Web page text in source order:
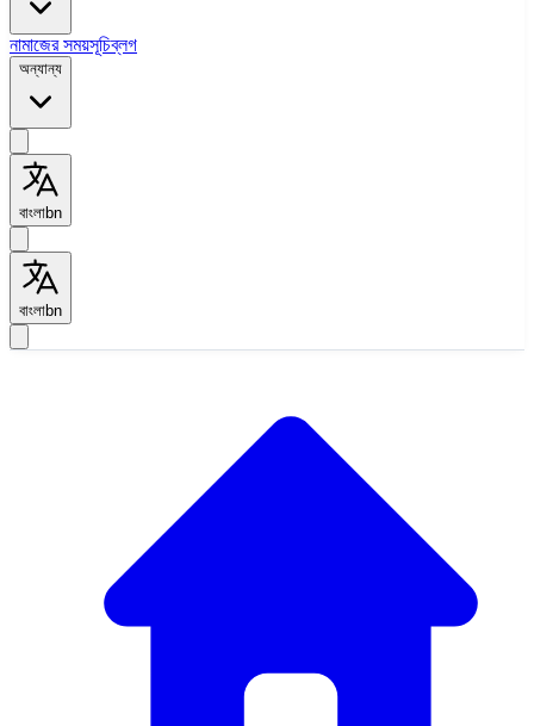
নামাজের সময়সূচিব্লগ
অন্যান্য
বাংলাbn
বাংলাbn